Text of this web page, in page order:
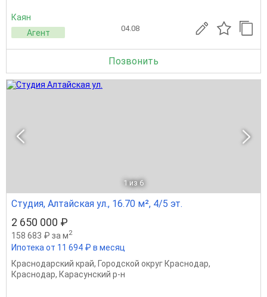
Каян
Агент
04.08
Позвонить
1 из 6
Студия, Алтайская ул., 16.70 м², 4/5 эт.
2 650 000 ₽
158 683 ₽ за м2
Ипотека от 11 694 ₽ в месяц
Краснодарский край, Городской округ Краснодар,
Краснодар, Карасунский р-н